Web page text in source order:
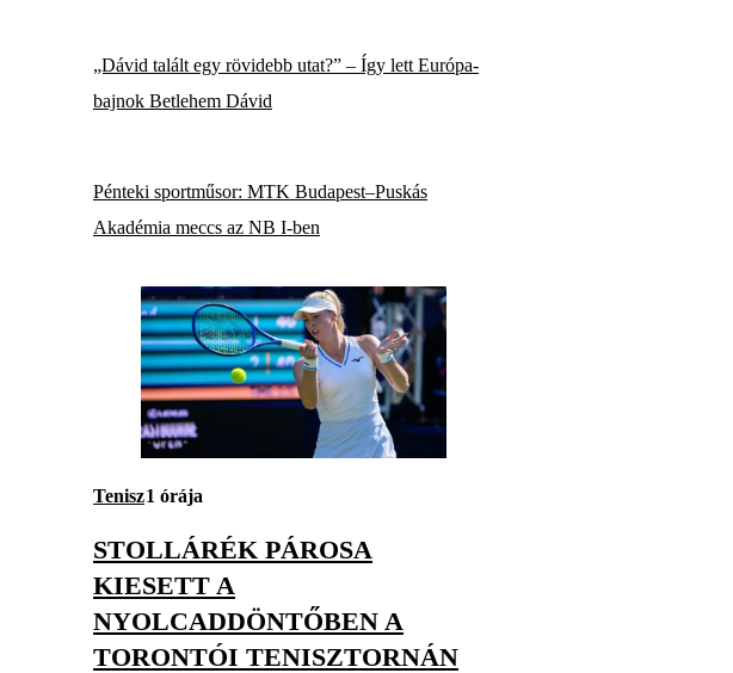
„Dávid talált egy rövidebb utat?” – Így lett Európa-
bajnok Betlehem Dávid
Pénteki sportműsor: MTK Budapest–Puskás
Akadémia meccs az NB I-ben
Tenisz1 órája
STOLLÁRÉK PÁROSA
KIESETT A
NYOLCADDÖNTŐBEN A
TORONTÓI TENISZTORNÁN